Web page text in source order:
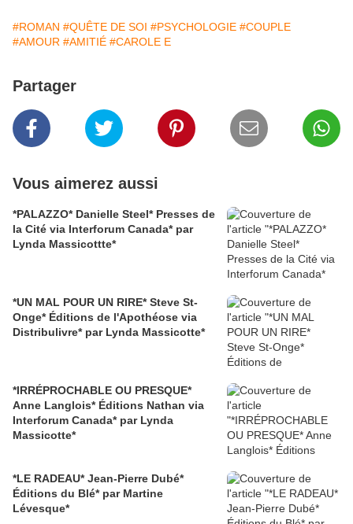
#ROMAN #QUÊTE DE SOI #PSYCHOLOGIE #COUPLE
#AMOUR #AMITIÉ #CAROLE E
Partager
Vous aimerez aussi
*PALAZZO* Danielle Steel* Presses de
la Cité via Interforum Canada* par
Lynda Massicottte*
*UN MAL POUR UN RIRE* Steve St-
Onge* Éditions de l'Apothéose via
Distribulivre* par Lynda Massicotte*
*IRRÉPROCHABLE OU PRESQUE*
Anne Langlois* Éditions Nathan via
Interforum Canada* par Lynda
Massicotte*
*LE RADEAU* Jean-Pierre Dubé*
Éditions du Blé* par Martine
Lévesque*